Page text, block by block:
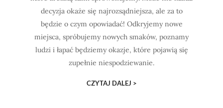
decyzja okaże się najrozsądniejsza, ale za to
będzie o czym opowiadać! Odkryjemy nowe
miejsca, spróbujemy nowych smaków, poznamy
ludzi i łapać będziemy okazje, które pojawią się
zupełnie niespodziewanie.
CZYTAJ DALEJ >